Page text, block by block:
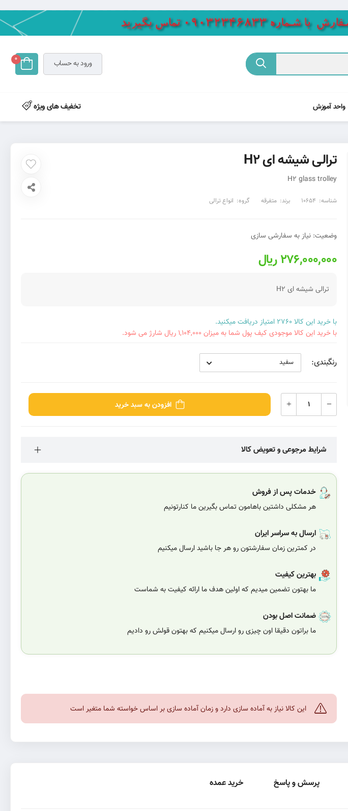
ورود به حساب 0
واحد آموزش تخفیف های ویژه
ترالی شیشه ای H2
H2 glass trolley
شناسه: 10654 برند: متفرقه گروه: انواع ترالی
وضعیت: نیاز به سفارشی سازی
276,000,000 ریال
ترالی شیشه ای H2
با خرید این کالا 2760 امتیاز دریافت میکنید.
با خرید این کالا موجودی کیف پول شما به میزان 1,104,000 ریال شارژ می شود.
رنگبندی:
افزودن به سبد خرید
شرایط مرجوعی و تعویض کالا
خدمات پس از فروش
هر مشکلی داشتین باهامون تماس بگیرین ما کنارتونیم
ارسال به سراسر ایران
در کمترین زمان سفارشتون رو هر جا باشید ارسال میکنیم
بهترین کیفیت
ما بهتون تضمین میدیم که اولین هدف ما ارائه کیفیت به شماست
ضمانت اصل بودن
ما براتون دقیقا اون چیزی رو ارسال میکنیم که بهتون قولش رو دادیم
این کالا نیاز به آماده سازی دارد و زمان آماده سازی بر اساس خواسته شما متغیر است
پرسش و پاسخ خرید عمده